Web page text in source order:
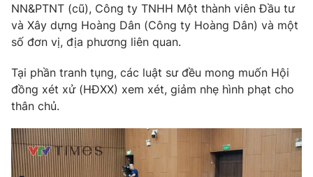
Tư vấn
Chuyên mục khác
Emagazine Podcast
Photo
Video Shorts video
NN&PTNT (cũ), Công ty TNHH Một thành viên Đầu tư
và Xây dựng Hoàng Dân (Công ty Hoàng Dân) và một
số đơn vị, địa phương liên quan.
Tại phần tranh tụng, các luật sư đều mong muốn Hội
đồng xét xử (HĐXX) xem xét, giảm nhẹ hình phạt cho
thân chủ.